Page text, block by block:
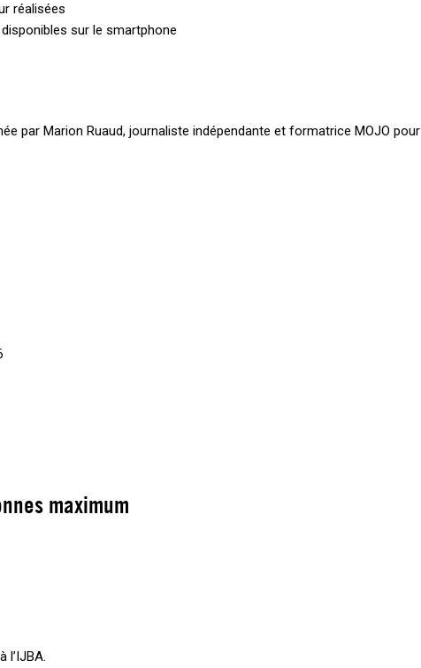
réalisées
sur le smartphone
par Marion Ruaud, journaliste indépendante et formatrice MOJO pour
maximum
l’IJBA.